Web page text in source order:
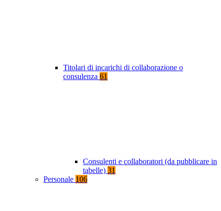
Titolari di incarichi di collaborazione o
consulenza 61
Consulenti e collaboratori (da pubblicare in
tabelle) 31
Personale 106